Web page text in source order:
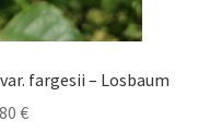
fargesii – Losbaum
€Preisspanne: